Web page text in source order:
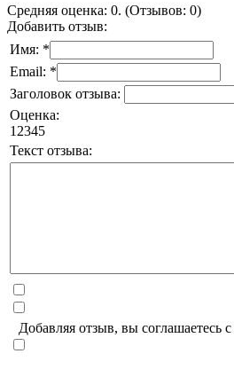
Средняя оценка: 0. (Отзывов: 0)
Добавить отзыв:
Имя: *
Email: *
Заголовок отзыва:
Оценка:
1 2345
Текст отзыва:
Добавляя отзыв, вы соглашаетесь с